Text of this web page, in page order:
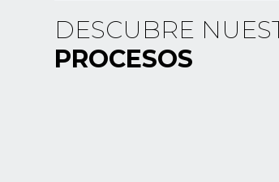
DESCUBRE
PROCESOS